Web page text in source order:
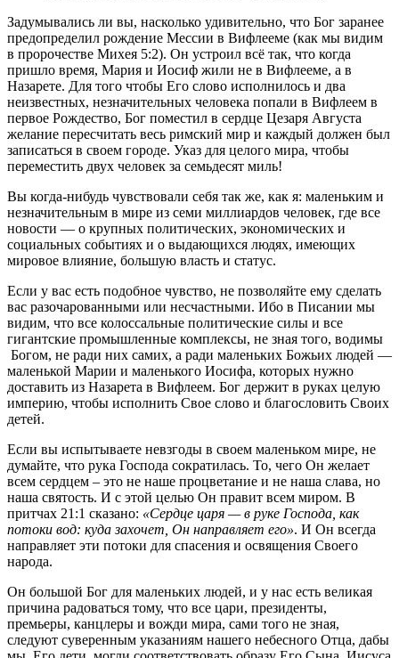
Задумывались ли вы, насколько удивительно, что Бог заранее
предопределил рождение Мессии в Вифлееме (как мы видим
в пророчестве Михея 5:2). Он устроил всё так, что когда
пришло время, Мария и Иосиф жили не в Вифлееме, а в
Назарете. Для того чтобы Его слово исполнилось и два
неизвестных, незначительных человека попали в Вифлеем в
первое Рождество, Бог поместил в сердце Цезаря Августа
желание пересчитать весь римский мир и каждый должен был
записаться в своем городе. Указ для целого мира, чтобы
переместить двух человек за семьдесят миль!
Вы когда-нибудь чувствовали себя так же, как я: маленьким и
незначительным в мире из семи миллиардов человек, где все
новости — о крупных политических, экономических и
социальных событиях и о выдающихся людях, имеющих
мировое влияние, большую власть и статус.
Если у вас есть подобное чувство, не позволяйте ему сделать
вас разочарованными или несчастными. Ибо в Писании мы
видим, что все колоссальные политические силы и все
гигантские промышленные комплексы, не зная того, водимы
Богом, не ради них самих, а ради маленьких Божьих людей —
маленькой Марии и маленького Иосифа, которых нужно
доставить из Назарета в Вифлеем. Бог держит в руках целую
империю, чтобы исполнить Свое слово и благословить Своих
детей.
Если вы испытываете невзгоды в своем маленьком мире, не
думайте, что рука Господа сократилась. То, чего Он желает
всем сердцем – это не наше процветание и не наша слава, но
наша святость. И с этой целью Он правит всем миром. В
притчах 21:1 сказано: «Сердце царя — в руке Господа, как
потоки вод: куда захочет, Он направляет его». И Он всегда
направляет эти потоки для спасения и освящения Своего
народа.
Он большой Бог для маленьких людей, и у нас есть великая
причина радоваться тому, что все цари, президенты,
премьеры, канцлеры и вожди мира, сами того не зная,
следуют суверенным указаниям нашего небесного Отца, дабы